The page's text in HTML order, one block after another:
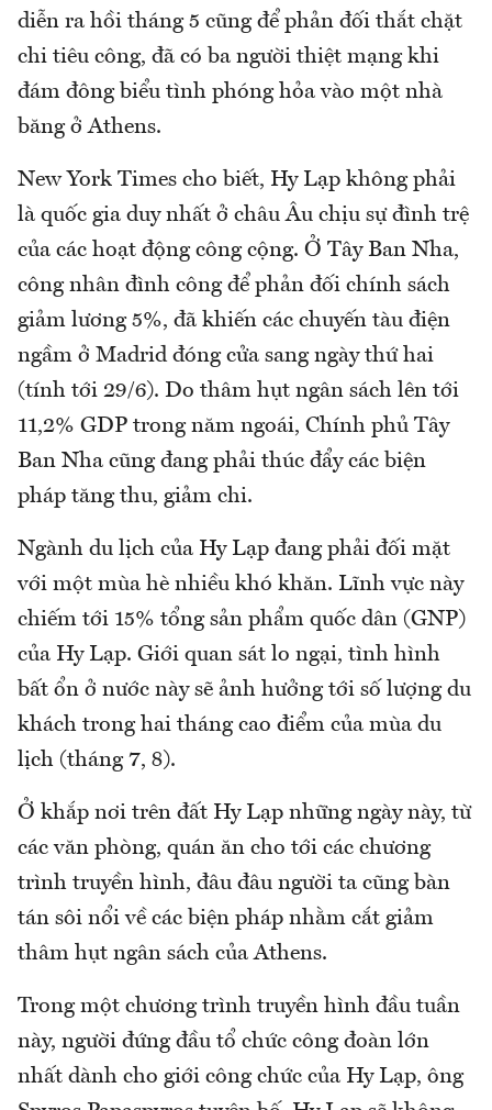
diễn ra hồi tháng 5 cũng để phản đối thắt chặt
chi tiêu công, đã có ba người thiệt mạng khi
đám đông biểu tình phóng hỏa vào một nhà
băng ở Athens.
New York Times cho biết, Hy Lạp không phải
là quốc gia duy nhất ở châu Âu chịu sự đình trệ
của các hoạt động công cộng. Ở Tây Ban Nha,
công nhân đình công để phản đối chính sách
giảm lương 5%, đã khiến các chuyến tàu điện
ngầm ở Madrid đóng cửa sang ngày thứ hai
(tính tới 29/6). Do thâm hụt ngân sách lên tới
11,2% GDP trong năm ngoái, Chính phủ Tây
Ban Nha cũng đang phải thúc đẩy các biện
pháp tăng thu, giảm chi.
Ngành du lịch của Hy Lạp đang phải đối mặt
với một mùa hè nhiều khó khăn. Lĩnh vực này
chiếm tới 15% tổng sản phẩm quốc dân (GNP)
của Hy Lạp. Giới quan sát lo ngại, tình hình
bất ổn ở nước này sẽ ảnh hưởng tới số lượng du
khách trong hai tháng cao điểm của mùa du
lịch (tháng 7, 8).
Ở khắp nơi trên đất Hy Lạp những ngày này, từ
các văn phòng, quán ăn cho tới các chương
trình truyền hình, đâu đâu người ta cũng bàn
tán sôi nổi về các biện pháp nhằm cắt giảm
thâm hụt ngân sách của Athens.
Trong một chương trình truyền hình đầu tuần
này, người đứng đầu tổ chức công đoàn lớn
nhất dành cho giới công chức của Hy Lạp, ông